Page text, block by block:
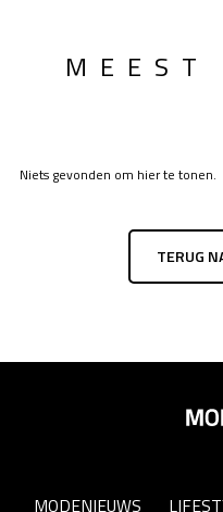
MEEST
Niets gevonden om hier te tonen.
TERUG
MODENIEUWS